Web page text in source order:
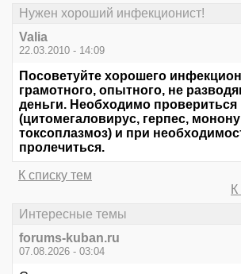
Нужен хороший инфекционист!
Valia
22.03.2010 - 14:09
Посоветуйте хорошего
грамотного, опытного, не
деньги. Необходимо
(цитомегаловирус, герпес,
токсоплазмоз) и при
пролечиться.
К списку тем
Интересные темы
forums-kuban.ru
07.08.2026 - 03:04